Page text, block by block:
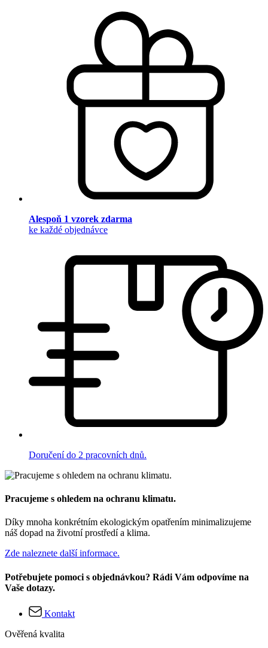
Alespoň 1 vzorek zdarma
ke každé objednávce
Doručení do 2 pracovních dnů.
Pracujeme s ohledem na ochranu klimatu.
Díky mnoha konkrétním ekologickým opatřením minimalizujeme
náš dopad na životní prostředí a klima.
Zde naleznete další informace.
Potřebujete pomoci s objednávkou? Rádi Vám odpovíme na
Vaše dotazy.
Kontakt
Ověřená kvalita